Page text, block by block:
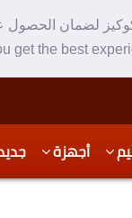
لضمان الحصول
get the best
أجهزة